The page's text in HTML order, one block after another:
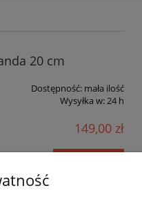
20 cm
Dostępność: mała ilość
Wysyłka w:24 h
149,00 zł